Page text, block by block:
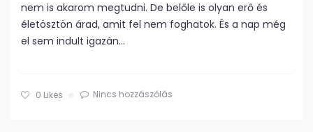
nem is akarom megtudni. De belőle is olyan erő és
életösztön árad, amit fel nem foghatok. És a nap még
el sem indult igazán…
0 Likes Nincs hozzászólás